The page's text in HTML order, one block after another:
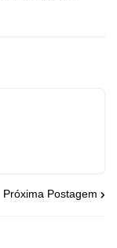
Próxima Postagem